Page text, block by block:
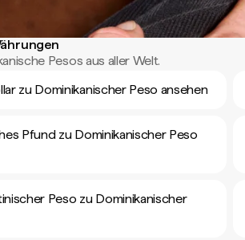
Pesos aus aller Welt.
zu Dominikanischer Peso ansehen
Pfund zu Dominikanischer Peso
Peso zu Dominikanischer